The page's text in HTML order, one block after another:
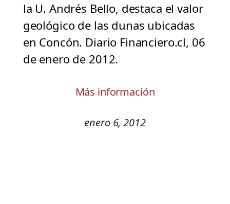
la U. Andrés Bello, destaca el valor
geológico de las dunas ubicadas
en Concón. Diario Financiero.cl, 06
de enero de 2012.
Más información
enero 6, 2012